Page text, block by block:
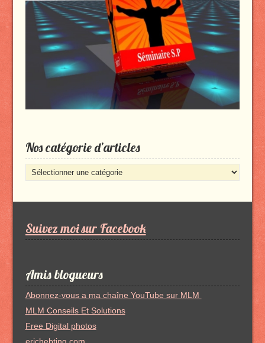
Nos catégorie d’articles
Nos
catégorie
Suivez moi sur Facebook
Amis blogueurs
Abonnez-vous a ma chaîne YouTube sur MLM
MLM Conseils Et Solutions
Free Digital photos
erichebting.com